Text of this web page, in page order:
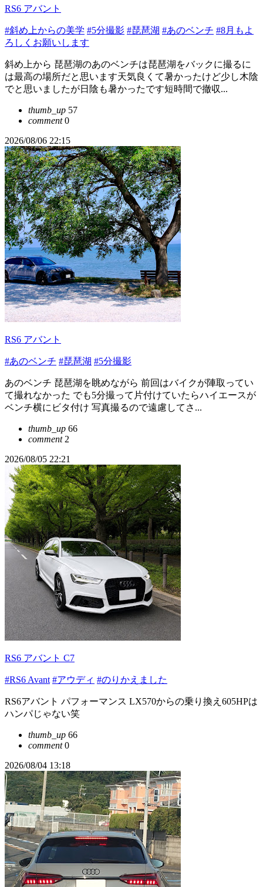
RS6 アバント
#斜め上からの美学 #5分撮影 #琵琶湖 #あのベンチ #8月もよ
ろしくお願いします
斜め上から 琵琶湖のあのベンチは琵琶湖をバックに撮るに
は最高の場所だと思います天気良くて暑かったけど少し木陰
でと思いましたが日陰も暑かったです短時間で撤収...
thumb_up 57
comment0
2026/08/06 22:15
RS6 アバント
#あのベンチ #琵琶湖 #5分撮影
あのベンチ 琵琶湖を眺めながら 前回はバイクが陣取ってい
て撮れなかった でも5分撮って片付けていたらハイエースが
ベンチ横にビタ付け 写真撮るので遠慮してさ...
thumb_up 66
comment2
2026/08/05 22:21
RS6 アバント C7
#RS6 Avant #アウディ #のりかえました
RS6アバント パフォーマンス LX570からの乗り換え605HPは
ハンパじゃない笑
thumb_up 66
comment0
2026/08/04 13:18